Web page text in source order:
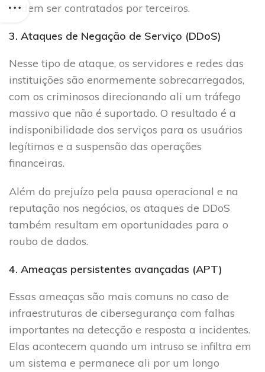
podem ser contratados por terceiros.
3. Ataques de Negação de Serviço (DDoS)
Nesse tipo de ataque, os servidores e redes das
instituições são enormemente sobrecarregados,
com os criminosos direcionando ali um tráfego
massivo que não é suportado. O resultado é a
indisponibilidade dos serviços para os usuários
legítimos e a suspensão das operações
financeiras.
Além do prejuízo pela pausa operacional e na
reputação nos negócios, os ataques de DDoS
também resultam em oportunidades para o
roubo de dados.
4. Ameaças persistentes avançadas (APT)
Essas ameaças são mais comuns no caso de
infraestruturas de cibersegurança com falhas
importantes na detecção e resposta a incidentes.
Elas acontecem quando um intruso se infiltra em
um sistema e permanece ali por um longo